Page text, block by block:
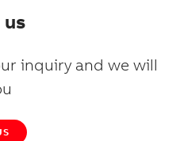
inquiry and we will